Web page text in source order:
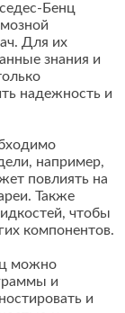
Бенц
Для их
знания и
надежность и
например,
повлиять на
Также
чтобы
компонентов.
можно
и
и